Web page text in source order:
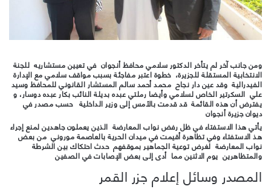
ومن جانب آخر لم يتأخر الدكتور سلامي محافظ أنجوان في تعيين مستشاريه للجنة
الانتخابية المستقلة للجزيرة، خطوة اعتبر مفاجئة بسبب مواقف سلامي مع الإدارة
الفيدرالية وقد عين دار نجاح محمد أحمد سالم المستشار القانوني للمحافظ وسيد
علي السكرتير الخاص لسلامي وأيضا رملتي عبده بديلة النائب بكار عبده دوسار، و
يفترض أن هذه القائمة قد قدمت بالأمس إلى وزير الداخلية حسب مصدر في
ديوان جزيرة أنجوان
يأتي هذا الاستفتاء في ظل رفض نواب المعارضة الذين يعملون جاهدين لمنع إجراء
هذ الاستفتاء وفي تظاهرة أقيمت في ميدان الحرية بالعاصمة موروني من بعض
نواب المعارضة لغرض توعية الجماهير بموقفهم حدث احتكاك بين الشرطة
والمتظاهرين يوم الاثنين مما أدى إلى بعض الإصابات في الصفين
المصدر وسائل إعلام جزر القمر